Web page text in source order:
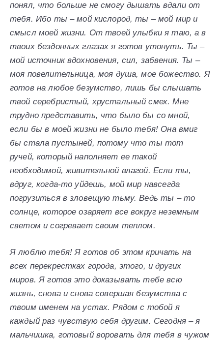
понял, что больше не смогу дышать вдали от
тебя. Ибо ты – мой кислород, ты – мой мир и
смысл моей жизни. От твоей улыбки я таю, а в
твоих бездонных глазах я готов утонуть. Ты –
мой источник вдохновения, сил, забвения. Ты –
моя повелительница, моя душа, мое божество. Я
готов на любое безумство, лишь бы слышать
твой серебристый, хрустальный смех. Мне
трудно представить, что было бы со мной,
если бы в моей жизни не было тебя! Она вмиг
бы стала пустыней, потому что ты тот
ручей, который наполняет ее такой
необходимой, живительной влагой. Если ты,
вдруг, когда-то уйдешь, мой мир навсегда
погрузиться в зловещую тьму. Ведь ты – то
солнце, которое озаряет все вокруг неземным
светом и согревает своим теплом.
Я люблю тебя! Я готов об этом кричать на
всех перекрестках города, этого, и других
миров. Я готов это доказывать тебе всю
жизнь, снова и снова совершая безумства с
твоим именем на устах. Рядом с тобой я
каждый раз чувствую себя другим. Сегодня – я
мальчишка, готовый воровать для тебя в чужом